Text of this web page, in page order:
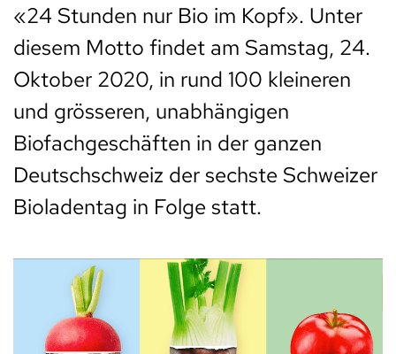
«24 Stunden nur Bio im Kopf». Unter
diesem Motto findet am Samstag, 24.
Oktober 2020, in rund 100 kleineren
und grösseren, unabhängigen
Biofachgeschäften in der ganzen
Deutschschweiz der sechste Schweizer
Bioladentag in Folge statt.